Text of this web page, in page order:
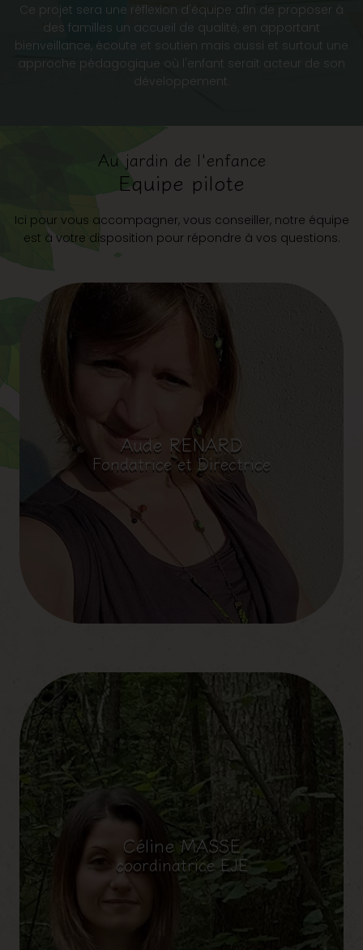
Ce projet sera une réflexion d'équipe afin de proposer à
des familles un accueil de qualité, en apportant
bienveillance, écoute et soutien mais aussi et surtout une
approche pédagogique où l'enfant serait acteur de son
développement.
Au jardin de l'enfance
Equipe pilote
Ici pour vous accompagner, vous conseiller, notre équipe
est à votre disposition pour répondre à vos questions.
Aude RENARD
Fondatrice et Directrice
Céline MASSE
coordinatrice EJE